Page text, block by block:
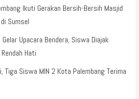
Ikuti Gerakan Bersih-Bersih Masjid
Sumsel
Upacara Bendera, Siswa Diajak
Hati
Siswa MIN 2 Kota Palembang Terima